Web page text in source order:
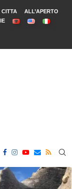
ALL’APERTO